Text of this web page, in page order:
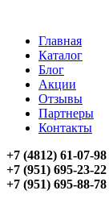
Главная
Каталог
Блог
Акции
Отзывы
Партнеры
Контакты
+7 (4812) 61-07-98
+7 (951) 695-23-22
+7 (951) 695-88-78